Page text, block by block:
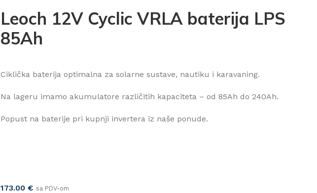
Leoch 12V Cyclic VRLA baterija LPS
85Ah
Ciklička baterija optimalna za solarne sustave, nautiku i karavaning.
Na lageru imamo akumulatore različitih kapaciteta – od 85Ah do 240Ah.
Popust na baterije pri kupnji invertera iz naše ponude.
173.00 € sa PDV-om